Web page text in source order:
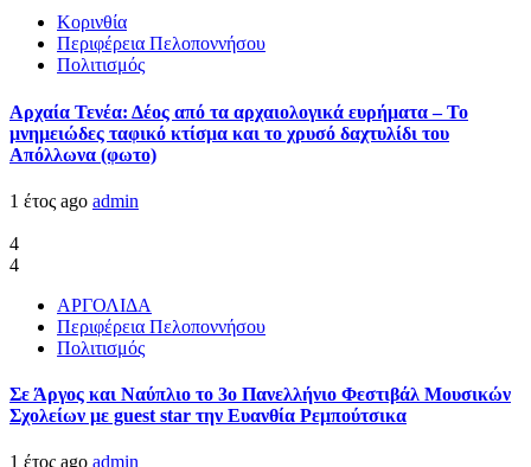
Κορινθία
Περιφέρεια Πελοποννήσου
Πολιτισμός
Αρχαία Τενέα: Δέος από τα αρχαιολογικά ευρήματα – Το
μνημειώδες ταφικό κτίσμα και το χρυσό δαχτυλίδι του
Απόλλωνα (φωτο)
1 έτος ago admin
4
4
ΑΡΓΟΛΙΔΑ
Περιφέρεια Πελοποννήσου
Πολιτισμός
Σε Άργος και Ναύπλιο το 3ο Πανελλήνιο Φεστιβάλ Μουσικών
Σχολείων με guest star την Ευανθία Ρεμπούτσικα
1 έτος ago admin